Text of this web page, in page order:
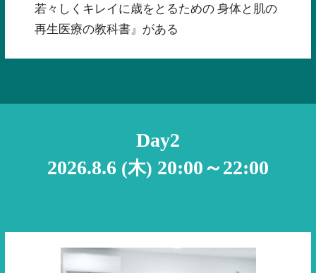
若々しくキレイに歳をとるための 身体と肌の
再生医療の教科書』 がある
Day2
2026.8.6(木) 20:00～22:00